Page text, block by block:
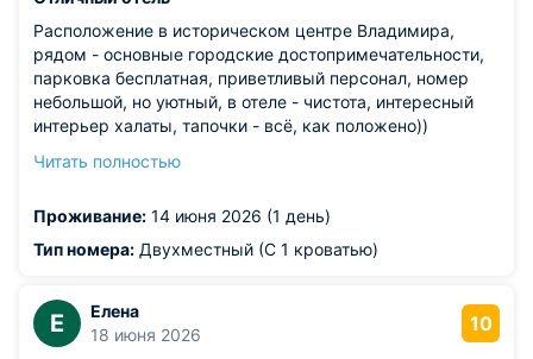
Расположение в историческом центре Владимира,
рядом - основные городские достопримечательности,
парковка бесплатная, приветливый персонал, номер
небольшой, но уютный, в отеле - чистота, интересный
интерьер халаты, тапочки - всё, как положено))
Останавливались на один день во время поездки по
Читать полностью
Проживание: 14 июня 2026 (1 день)
Тип номера: Двухместный (С 1 кроватью)
Е
Елена
18 июня 2026
10